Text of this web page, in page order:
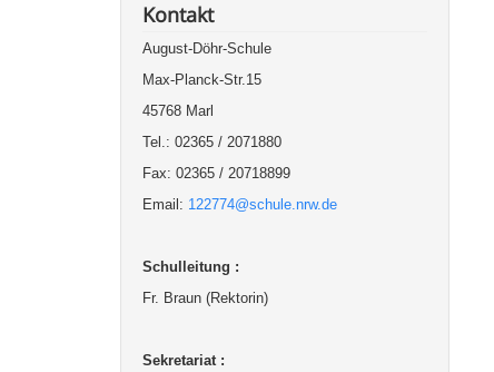
Kontakt
August-Döhr-Schule
Max-Planck-Str.15
45768 Marl
Tel.: 02365 / 2071880
Fax: 02365 / 20718899
Email: 122774@schule.nrw.de
Schulleitung :
Fr. Braun (Rektorin)
Sekretariat :